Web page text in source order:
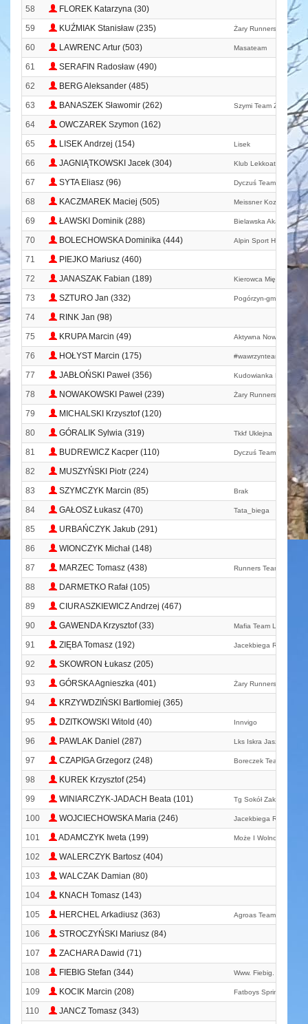
58
FLOREK Katarzyna (30)
59
KUŹMIAK Stanisław (235) Żary Runners Team
60 LAWRENC Artur (503) Masateam
61
SERAFIN Radosław (490)
62
BERG Aleksander (485)
63
BANASZEK Sławomir (262) Szymi Team Żary
64
OWCZAREK Szymon (162)
65
LISEK Andrzej (154) Lisek
66 JAGNIĄTKOWSKI Jacek (304) Klub Lekkoatletyczny
67 SYTA Eliasz (96) Dyczuś Team
68 KACZMAREK Maciej (505) Meissner Kozioł
69 ŁAWSKI Dominik (288) Bielawska Akademia
70 BOLECHOWSKA Dominika (444) Alpin Sport Hoka One
71
PIEJKO Mariusz (460)
72
JANASZAK Fabian (189) Kierowca
73 SZTURO Jan (332) Pogórzyn-gmina
74
RINK Jan (98)
75
KRUPA Marcin (49) Aktywna Nowa Ruda
76 HOŁYST Marcin (175) #wawrzynteam
77 JABŁOŃSKI Paweł (356) Kudowianka Run
78 NOWAKOWSKI Paweł (239) Żary Runners Team
79
MICHALSKI Krzysztof (120)
80
GÓRALIK Sylwia (319) Tkkf Uklejna
81 BUDREWICZ Kacper (110) Dyczuś Team
82
MUSZYŃSKI Piotr (224)
83
SZYMCZYK Marcin (85) Brak
84 GAŁOSZ Łukasz (470) Tata_biega
85
URBAŃCZYK Jakub (291)
86
WIONCZYK Michał (148)
87
MARZEC Tomasz (438) Runners Team Nysa
88
DARMETKO Rafał (105)
89
CIURASZKIEWICZ Andrzej (467)
90
GAWENDA Krzysztof (33) Mafia Team Lubliniec
91 ZIĘBA Tomasz (192) Jacekbiega Running
92
SKOWRON Łukasz (205)
93
GÓRSKA Agnieszka (401) Żary Runners Team
94
KRZYWDZIŃSKI Bartłomiej (365)
95
DZITKOWSKI Witold (40) Innvigo
96 PAWLAK Daniel (287) Lks Iskra Jaszkowa
97 CZAPIGA Grzegorz (248) Boreczek Team
98
KUREK Krzysztof (254)
99
WINIARCZYK-JADACH Beata (101) Tg Sokół Zakopane
100 WOJCIECHOWSKA Maria (246) Jacekbiega Running
101 ADAMCZYK Iweta (199) Może I Wolno Ale Za
102
WALERCZYK Bartosz (404)
103
WALCZAK Damian (80)
104
KNACH Tomasz (143)
105
HERCHEL Arkadiusz (363) Agroas Team
106
STROCZYŃSKI Mariusz (84)
107
ZACHARA Dawid (71)
108
FIEBIG Stefan (344) Www. Fiebig. Pl
109 KOCIK Marcin (208) Fatboys Sprint
110
JANCZ Tomasz (343)